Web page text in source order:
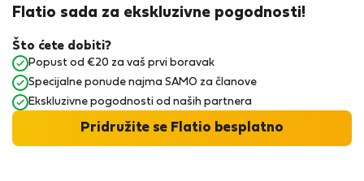
Flatio sada za ekskluzivne pogodnosti!
Što ćete dobiti?
Popust od €20 za vaš prvi boravak
Specijalne ponude najma SAMO za članove
Ekskluzivne pogodnosti od naših partnera
Pridružite se Flatio besplatno